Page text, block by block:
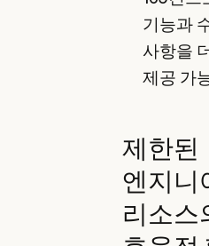
기능과
사항을
제공 가
제한된
엔지니
리소스